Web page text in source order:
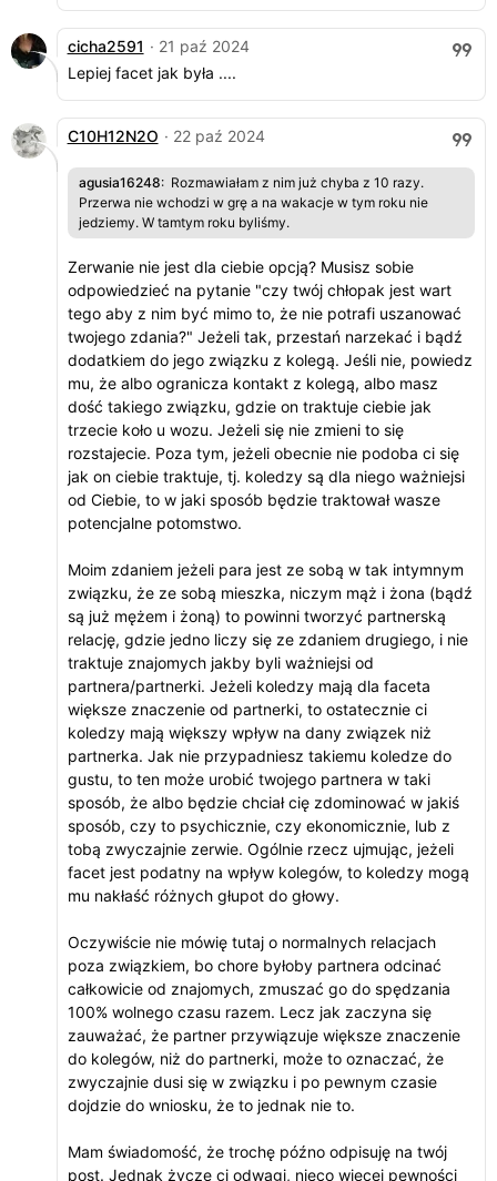
cicha2591 · 21 paź 2024
Lepiej facet jak była ....
C10H12N2O · 22 paź 2024
agusia16248: Rozmawiałam z nim już chyba z 10 razy.
Przerwa nie wchodzi w grę a na wakacje w tym roku nie
jedziemy. W tamtym roku byliśmy.
Zerwanie nie jest dla ciebie opcją? Musisz sobie
odpowiedzieć na pytanie "czy twój chłopak jest wart
tego aby z nim być mimo to, że nie potrafi uszanować
twojego zdania?" Jeżeli tak, przestań narzekać i bądź
dodatkiem do jego związku z kolegą. Jeśli nie, powiedz
mu, że albo ogranicza kontakt z kolegą, albo masz
dość takiego związku, gdzie on traktuje ciebie jak
trzecie koło u wozu. Jeżeli się nie zmieni to się
rozstajecie. Poza tym, jeżeli obecnie nie podoba ci się
jak on ciebie traktuje, tj. koledzy są dla niego ważniejsi
od Ciebie, to w jaki sposób będzie traktował wasze
potencjalne potomstwo.
Moim zdaniem jeżeli para jest ze sobą w tak intymnym
związku, że ze sobą mieszka, niczym mąż i żona (bądź
są już mężem i żoną) to powinni tworzyć partnerską
relację, gdzie jedno liczy się ze zdaniem drugiego, i nie
traktuje znajomych jakby byli ważniejsi od
partnera/partnerki. Jeżeli koledzy mają dla faceta
większe znaczenie od partnerki, to ostatecznie ci
koledzy mają większy wpływ na dany związek niż
partnerka. Jak nie przypadniesz takiemu koledze do
gustu, to ten może urobić twojego partnera w taki
sposób, że albo będzie chciał cię zdominować w jakiś
sposób, czy to psychicznie, czy ekonomicznie, lub z
tobą zwyczajnie zerwie. Ogólnie rzecz ujmując, jeżeli
facet jest podatny na wpływ kolegów, to koledzy mogą
mu nakłaść różnych głupot do głowy.
Oczywiście nie mówię tutaj o normalnych relacjach
poza związkiem, bo chore byłoby partnera odcinać
całkowicie od znajomych, zmuszać go do spędzania
100% wolnego czasu razem. Lecz jak zaczyna się
zauważać, że partner przywiązuje większe znaczenie
do kolegów, niż do partnerki, może to oznaczać, że
zwyczajnie dusi się w związku i po pewnym czasie
dojdzie do wniosku, że to jednak nie to.
Mam świadomość, że trochę późno odpisuję na twój
post. Jednak życzę ci odwagi, nieco więcej pewności